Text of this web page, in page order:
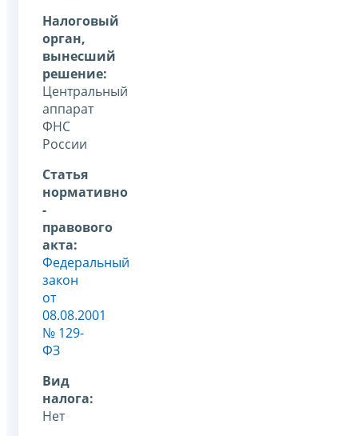
Налоговый
орган,
вынесший
решение:
Центральный
аппарат
ФНС
России
Статья
нормативно
-
правового
акта:
Федеральный
закон
от
08.08.2001
№ 129-
ФЗ
Вид
налога:
Нет